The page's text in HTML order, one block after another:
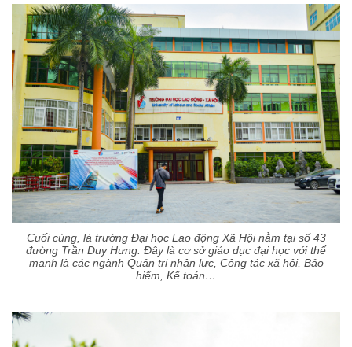
Cuối cùng, là trường Đại học Lao động Xã Hội nằm tại số 43
đường Trần Duy Hưng. Đây là cơ sở giáo dục đại học với thế
mạnh là các ngành Quản trị nhân lực, Công tác xã hội, Bảo
hiểm, Kế toán…